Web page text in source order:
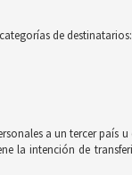
de destinatarios:
a un tercer
la intención de